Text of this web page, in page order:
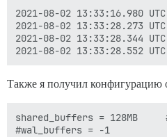
2021-08-02 13:33:16.980
2021-08-02 13:33:28.273
2021-08-02 13:33:28.344
Также я получил конфигурацию
shared_buffers = 128MB